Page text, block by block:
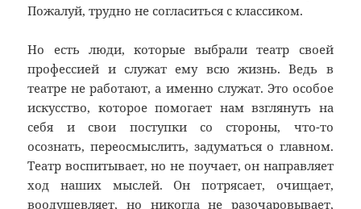
Пожалуй, трудно не согласиться с классиком.
Но есть люди, которые выбрали театр своей
профессией и служат ему всю жизнь. Ведь в
театре не работают, а именно служат. Это особое
искусство, которое помогает нам взглянуть на
себя и свои поступки со стороны, что-то
осознать, переосмыслить, задуматься о главном.
Театр воспитывает, но не поучает, он направляет
ход наших мыслей. Он потрясает, очищает,
воодушевляет, но никогда не разочаровывает,